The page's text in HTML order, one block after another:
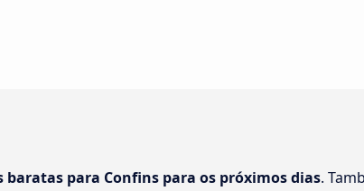
baratas para Confins para os próximos dias.